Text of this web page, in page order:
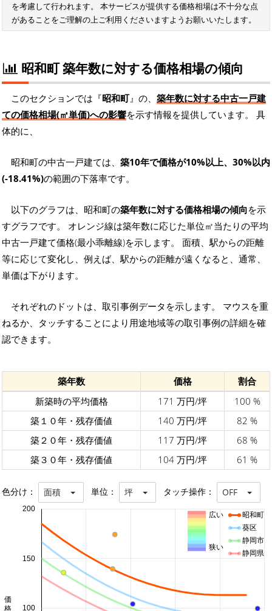
を考慮して行われます。 本サービスが提供する価格相場は不十分な点
があることをご理解の上ご利用くださいますようお願いいたします。
昭和町 築年数に対する価格相場の傾向
このセクションでは『昭和町』の、 築年数に対する中古一戸建
ての価格相場(㎡単価)への影響を示す情報を提供しています。 具
体的に、
昭和町の中古一戸建ては、 築10年で価格が10%以上、30%以内
(-18.41%)の範囲の下落率です。
以下のグラフは、昭和町の築年数に対する価格相場の傾向を示
すグラフです。 オレンジ線は築年数に応じた単位㎡当たりの平均
中古一戸建て価格(最小乖離線)を示します。 面積、駅からの距離
等に応じて変化し、例えば、駅からの距離が遠くなると、通常、
単価は下がります。
それぞれのドットは、取引事例データを示します。 マウスを重
ねるか、タッチすることにより用途地域等の取引事例の詳細を確
認できます。
築年数 価格
割合
新築時の平均価格
171 万円/坪
100 %
築１０年・残存価値
140 万円/坪
82 %
築２０年・残存価値
117 万円/坪
68 %
築３０年・残存価値
104 万円/坪 61 %
色分け： 面積 単位： 坪 タッチ操作： OFF
100
150
200
昭和町
葵区
静岡市
静岡県
広い
狭い